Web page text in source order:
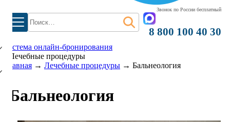
Найти:
Звонок по России бесплатный
8 800 100 40 30
система онлайн-бронирования
Лечебные процедуры
Главная → Лечебные процедуры → Бальнеология
Бальнеология